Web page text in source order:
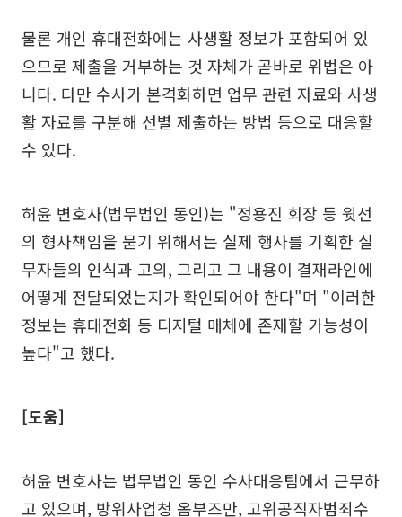
물론 개인 휴대전화에는 사생활 정보가 포함되어 있
으므로 제출을 거부하는 것 자체가 곧바로 위법은 아
니다. 다만 수사가 본격화하면 업무 관련 자료와 사생
활 자료를 구분해 선별 제출하는 방법 등으로 대응할
수 있다.
허윤 변호사(법무법인 동인)는 "정용진 회장 등 윗선
의 형사책임을 묻기 위해서는 실제 행사를 기획한 실
무자들의 인식과 고의, 그리고 그 내용이 결재라인에
어떻게 전달되었는지가 확인되어야 한다"며 "이러한
정보는 휴대전화 등 디지털 매체에 존재할 가능성이
높다"고 했다.
[도움]
허윤 변호사는 법무법인 동인 수사대응팀에서 근무하
고 있으며, 방위사업청 옴부즈만, 고위공직자범죄수